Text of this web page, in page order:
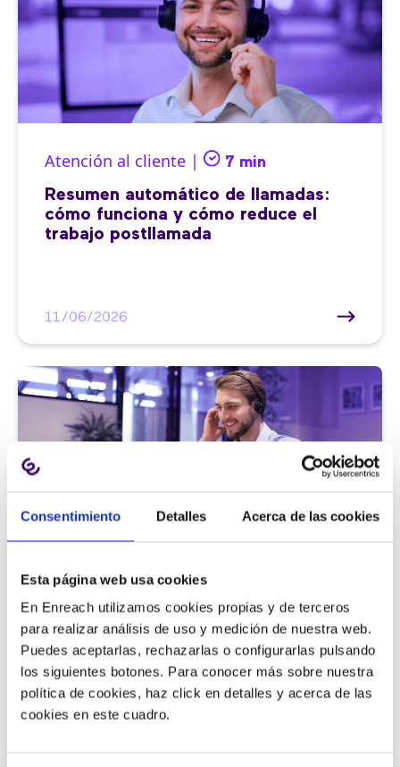
Consentimiento Detalles Acerca de las cookies
Esta página web usa cookies
En Enreach utilizamos cookies propias y de terceros
para realizar análisis de uso y medición de nuestra web.
Puedes aceptarlas, rechazarlas o configurarlas pulsando
los siguientes botones. Para conocer más sobre nuestra
política de cookies, haz click en detalles y acerca de las
cookies en este cuadro.
Atención al cliente | 7 min
Resumen automático de llamadas:
cómo funciona y cómo reduce el
trabajo postllamada
11/06/2026
9 métricas de call center para medir
la satisfacción del cliente
11/06/2026